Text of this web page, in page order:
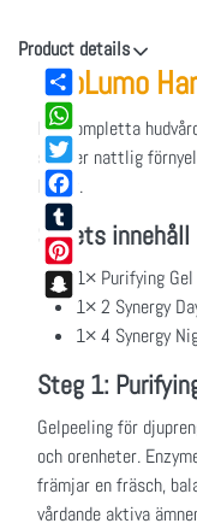
Share
WhatsApp
Twitter
Facebook
Tumblr
Pinterest
Snapchat
Product details
NeoLumo
Din kompletta
stödjer nattlig
lyster.
Setets innehåll
1× Purifying Gel
1× 2 Synergy
1× 4 Synergy
Steg 1:
Gelpeeling för
och orenheter.
främjar en fräsch,
vårdande aktiva